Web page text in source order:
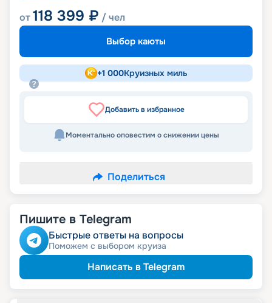
от118 399 ₽ / чел
Выбор каюты
+1 000Круизных миль
Добавить в избранное
Моментально оповестим о снижении цены
Поделиться
Пишите в Telegram
Быстрые ответы на вопросы
Поможем с выбором круиза
Написать в Telegram